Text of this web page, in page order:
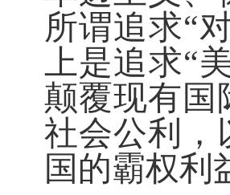
所谓追求“
上是追求“
颠覆现有国
社会公利，
国的霸权利